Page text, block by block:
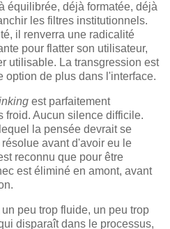
équilibrée, déjà formatée, déjà
les filtres institutionnels.
il renverra une radicalité
pour flatter son utilisateur,
utilisable. La transgression est
option de plus dans l'interface.
est parfaitement
froid. Aucun silence difficile.
la pensée devrait se
avant d'avoir eu le
reconnu que pour être
est éliminé en amont, avant
peu trop fluide, un peu trop
disparaît dans le processus,